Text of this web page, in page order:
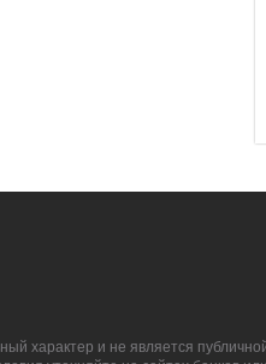
характер и не является